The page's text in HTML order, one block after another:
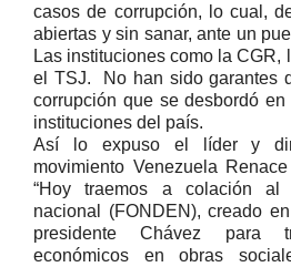
casos de corrupción, lo cual,
abiertas y sin sanar, ante un
Las instituciones como la
el TSJ. No han sido garantes
corrupción que se desbordó
instituciones del país.
Así lo expuso el líder y
movimiento Venezuela
“Hoy traemos a colación al
nacional (FONDEN), creado
presidente Chávez para
económicos en obras